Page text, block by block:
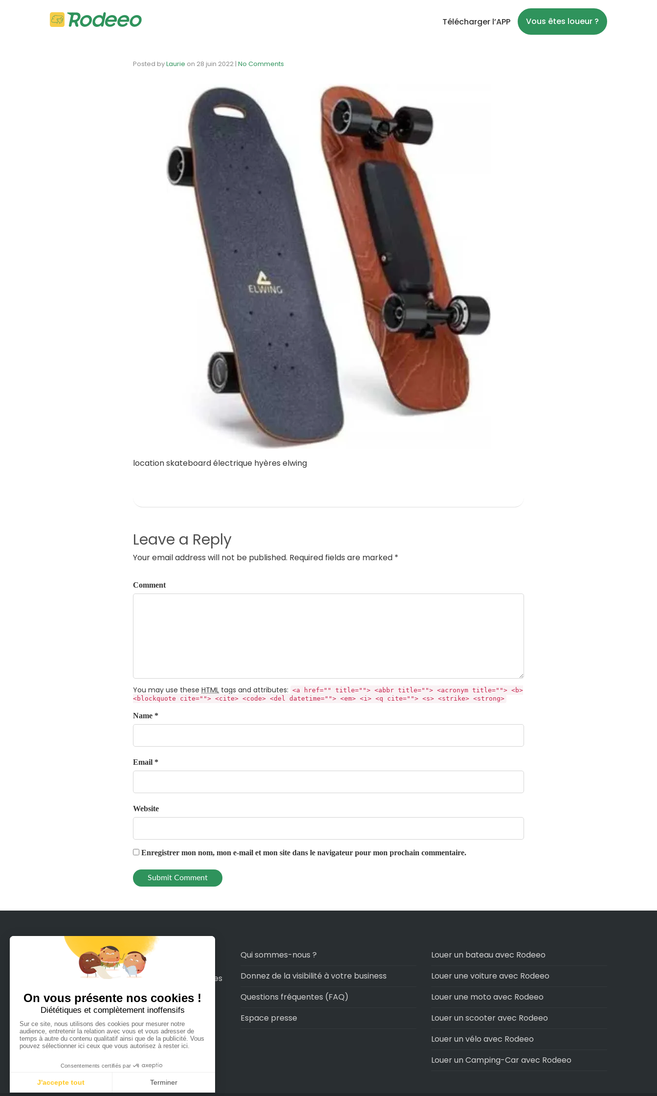
Télécharger l’APP Vous êtes loueur ?
Posted byLaurie on 28 juin 2022 | No Comments
location skateboard électrique hyères elwing
Leave a Reply
Your email address will not be published. Required fields are marked *
Comment
You may use these HTML tags and attributes: <a href="" title=""> <abbr title=""> <acronym title=""> <b>
<blockquote cite=""> <cite> <code> <del datetime=""> <em> <i> <q cite=""> <s> <strike> <strong>
Name *
Email *
Website
Enregistrer mon nom, mon e-mail et mon site dans le navigateur pour mon prochain commentaire.
Avec Rodeeo, louez en quelques clics tous les
vous pouvez imaginer.
Français Español
Qui sommes-nous ?
Donnez de la visibilité à votre business
Questions fréquentes (FAQ)
Espace presse
Louer un bateau avec Rodeeo
Louer une voiture avec Rodeeo
Louer une moto avec Rodeeo
Louer un scooter avec Rodeeo
Louer un vélo avec Rodeeo
Louer un Camping-Car avec Rodeeo